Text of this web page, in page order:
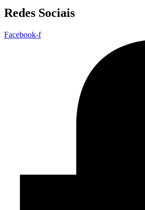
Redes Sociais
Facebook-f